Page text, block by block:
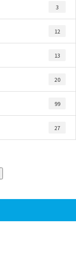
3
12
13
20
99
27